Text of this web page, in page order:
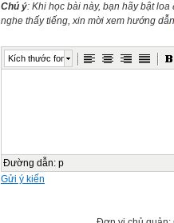
Chú ý: Khi học bài này, bạn hãy bật
nghe thấy tiếng, xin mời xem hướng dẫn
Kích thước font
Đường dẫn: p
Gửi ý kiến